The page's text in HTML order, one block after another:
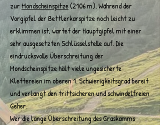
zurMondscheinspitze(2106 m). Während der
Vorgipfel der Bettlerkarspitze noch leicht zu
erklimmen ist, wartet der Hauptgipfel mit einer
sehr ausgesetzten Schlüsselstelle auf. Die
eindrucksvolle Überschreitung der
Mondscheinspitze hält viele ungesicherte
Klettereien im oberen 1. Schwierigkeitsgrad bereit
und verlangt den trittsicheren und schwindelfreien
Geher.
Wer die lange Überschreitung des Graskamms